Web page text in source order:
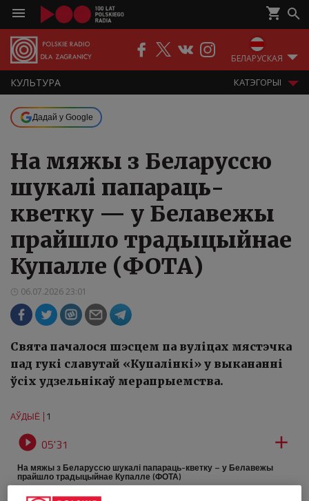
БЕЛАРУСКАЯ
КУЛЬТУРА КАТЭГОРЫІ
Дадай у Google
На мяжы з Беларуссю
шукалі папараць-
кветку — у Белавежы
прайшло традыцыйнае
Купалле (ФОТА)
06.07.2026 23:01
Свята пачалося шэсцем па вуліцах мястэчка
пад гукі славутай «Купалінкі» у выкананні
ўсіх удзельнікаў мерапрыемства.
АЎДЫЁ 1
 05'31 
На мяжы з Беларуссю шукалі папараць-кветку – у Белавежы
прайшло традыцыйнае Купалле (ФОТА)